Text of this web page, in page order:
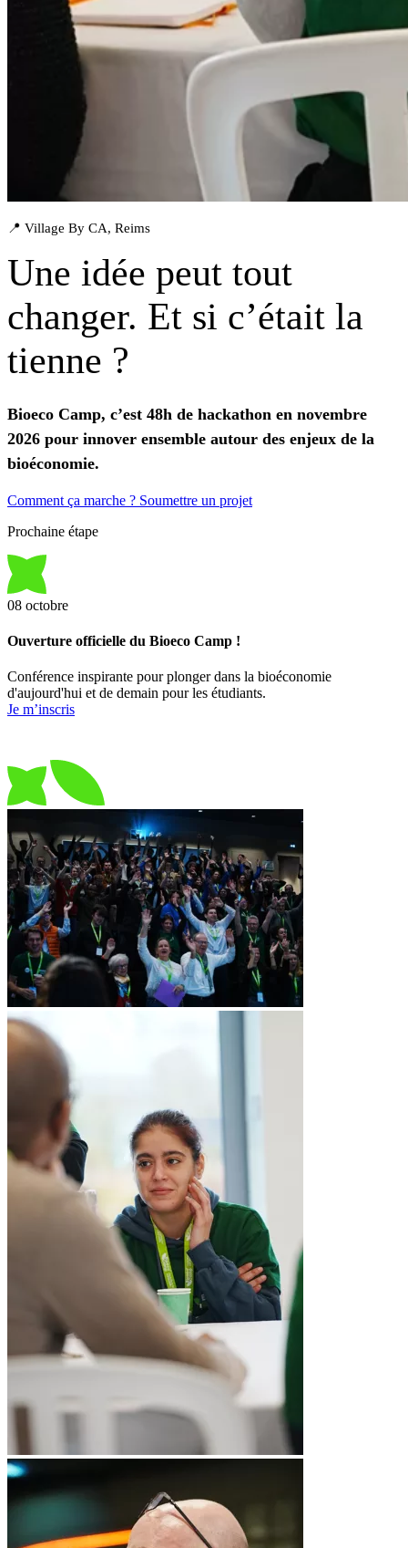
📍 Village By CA, Reims
Une idée peut tout
changer. Et si c’était la
tienne ?
Bioeco Camp, c’est 48h de hackathon en novembre
2026 pour innover ensemble autour des enjeux de la
bioéconomie.
Comment ça marche ? Soumettre un projet
Prochaine étape
08 octobre
Ouverture officielle du Bioeco Camp !
Conférence inspirante pour plonger dans la bioéconomie
d'aujourd'hui et de demain pour les étudiants.
Je m’inscris